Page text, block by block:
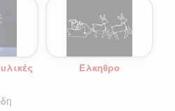
Έλκηθρο